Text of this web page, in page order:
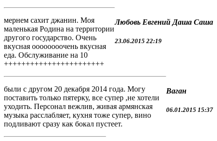
Любовь Евгений Даша Саша
23.06.2015 22:19
мернем сахит джанин. Моя
маленькая Родина на территории
другого государство. Очень
вкусная оооооооочень вкусная
еда. Обслуживание на 10
+++++++++++++++++++++++
Ваган
06.01.2015 15:37
были с другом 20 декабря 2014 года. Могу
поставить только пятерку, все супер ,не хотели
уходить. Персонал вежлив, живая армянская
музыка расслабляет, кухня тоже супер, вино
подливают сразу как бокал пустеет.